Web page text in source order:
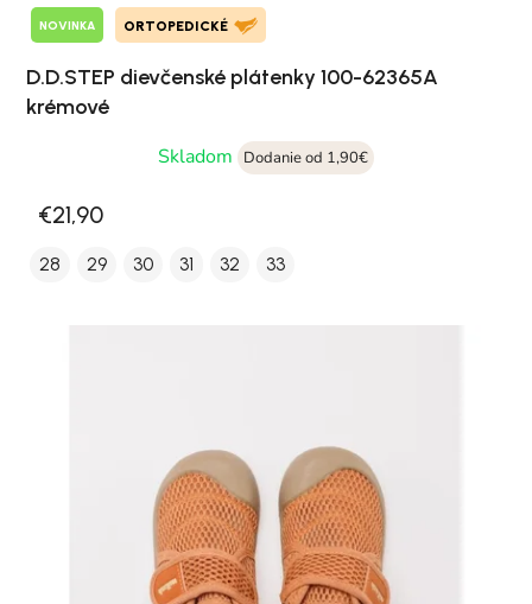
NOVINKA ORTOPEDICKÉ
D.D.STEP dievčenské plátenky 100-62365A
krémové
Skladom
Dodanie od 1,90€
€21,90
28 29 30 31 32 33